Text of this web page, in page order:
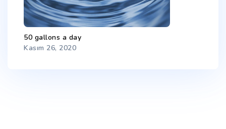
50 gallons a day
Kasım 26, 2020